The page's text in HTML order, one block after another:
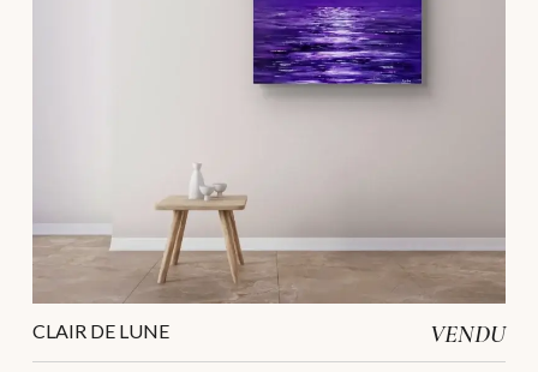
CLAIR DE LUNE VENDU